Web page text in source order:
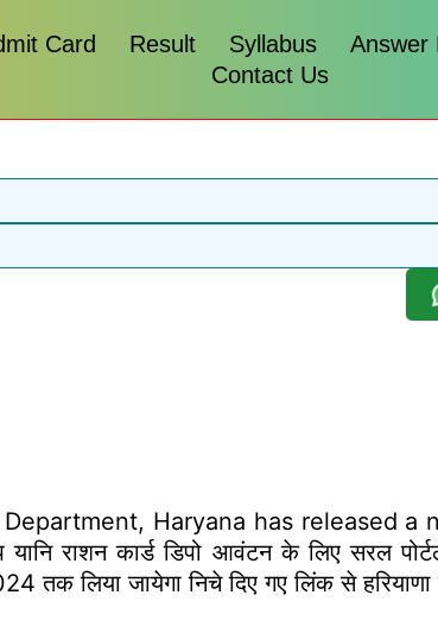
Card Result Syllabus
Answer
Contact Us
Haryana has released
राशन कार्ड डिपो आवंटन के लिए सरल
लिया जायेगा निचे दिए गए लिंक से